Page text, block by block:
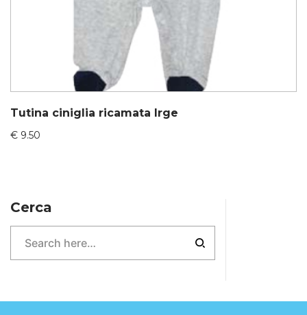
Tutina ciniglia ricamata Irge
€ 9.50
Cerca